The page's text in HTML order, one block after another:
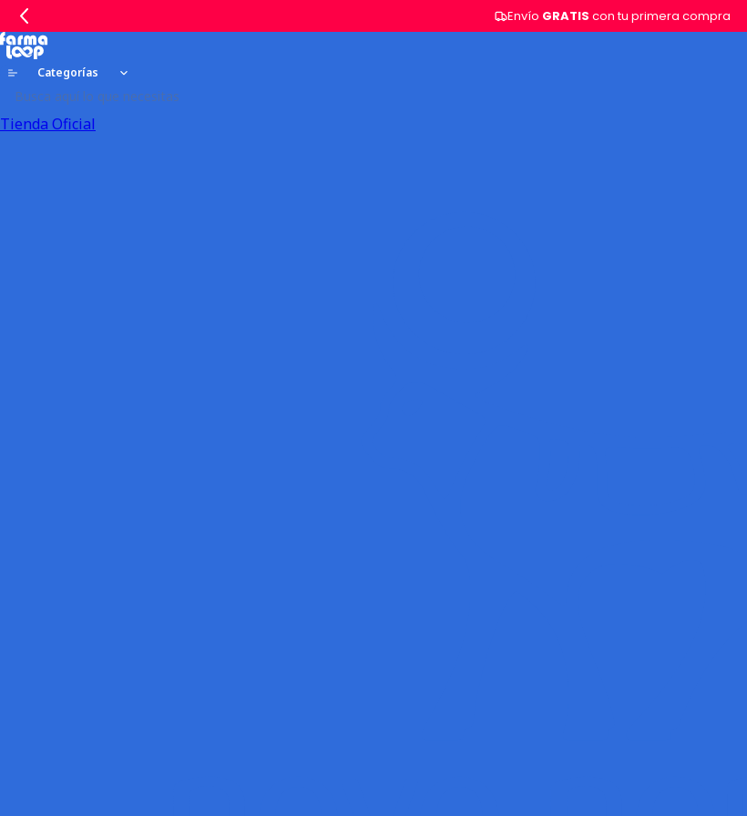
Envío GRATIS con tu primera compra
Categorías
Tienda Oficial